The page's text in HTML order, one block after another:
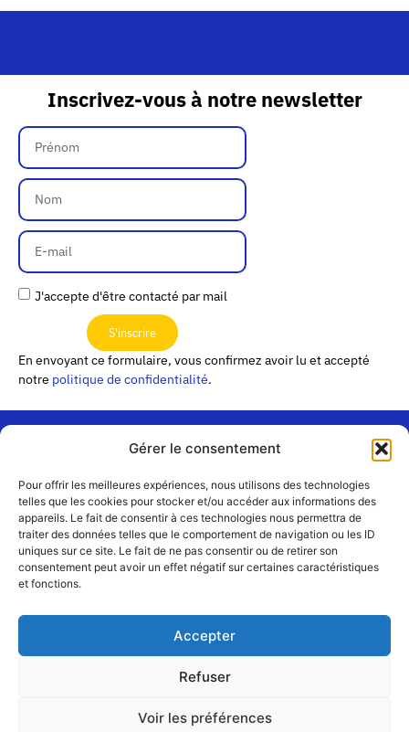
Gérer le consentement
Pour offrir les meilleures expériences, nous utilisons des technologies
telles que les cookies pour stocker et/ou accéder aux informations des
appareils. Le fait de consentir à ces technologies nous permettra de
traiter des données telles que le comportement de navigation ou les ID
uniques sur ce site. Le fait de ne pas consentir ou de retirer son
consentement peut avoir un effet négatif sur certaines caractéristiques
et fonctions.
Accepter
Refuser
Voir les préférences
Inscrivez-vous à notre newsletter
J'accepte d'être contacté par mail
S'inscrire
En envoyant ce formulaire, vous confirmez avoir lu et accepté
notre politique de confidentialité.
Contact
Équipe
Mentions
légales
« Les
Passerelles »
24 Avenue
Joannès
Masset
CS51001
cedex 09
+33 4 72 19
secretariat@choralies.org
Rejoignez-
nous